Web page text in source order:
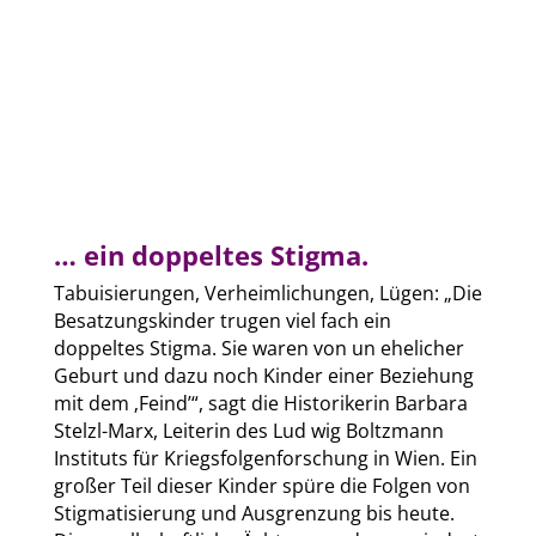
… ein doppeltes Stigma.
Tabuisierungen, Verheimlichungen, Lügen: „Die
Besatzungskinder trugen viel fach ein
doppeltes Stigma. Sie waren von un ehelicher
Geburt und dazu noch Kinder einer Beziehung
mit dem ‚Feind’“, sagt die Historikerin Barbara
Stelzl-Marx, Leiterin des Lud wig Boltzmann
Instituts für Kriegsfolgenforschung in Wien. Ein
großer Teil dieser Kinder spüre die Folgen von
Stigmatisierung und Ausgrenzung bis heute.